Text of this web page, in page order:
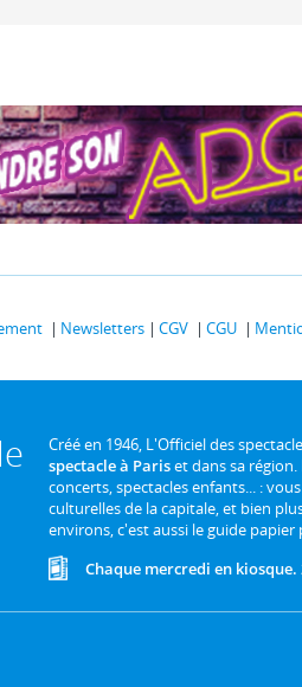
Newsletters CGV CGU
Créé en 1946, L'Officiel des
spectacle à Pariset dans sa
concerts, spectacles enfants... :
culturelles de la capitale, et bien
environs, c'est aussi le guide
Chaque mercredi en kiosque.